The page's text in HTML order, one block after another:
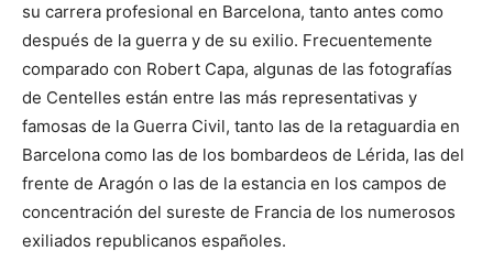
su carrera profesional en Barcelona, tanto antes como
después de la guerra y de su exilio. Frecuentemente
comparado con Robert Capa, algunas de las fotografías
de Centelles están entre las más representativas y
famosas de la Guerra Civil, tanto las de la retaguardia en
Barcelona como las de los bombardeos de Lérida, las del
frente de Aragón o las de la estancia en los campos de
concentración del sureste de Francia de los numerosos
exiliados republicanos españoles.